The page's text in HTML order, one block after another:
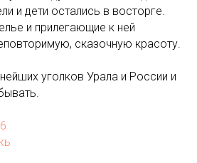
и дети остались в восторге.
и прилегающие к ней
сказочную красоту.
уголков Урала и России и